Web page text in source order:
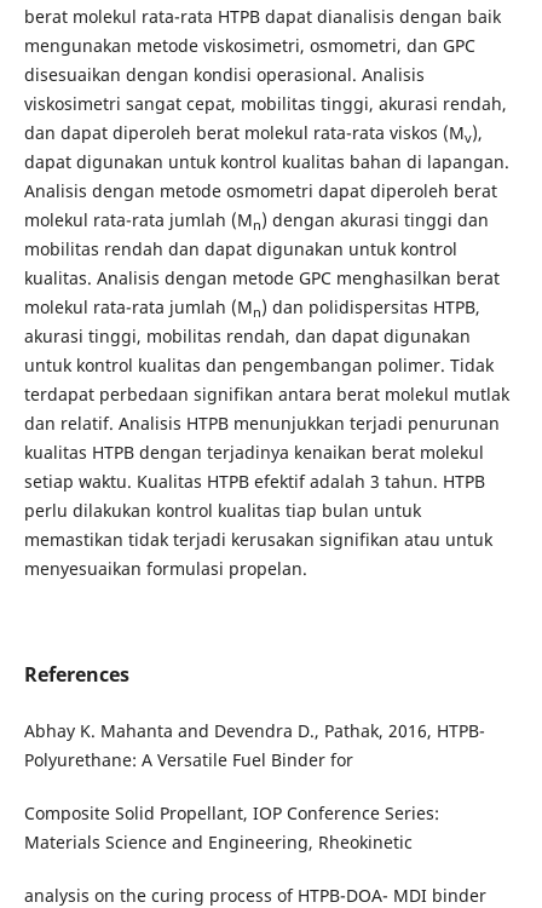
berat molekul rata-rata HTPB dapat dianalisis dengan baik
mengunakan metode viskosimetri, osmometri, dan GPC
disesuaikan dengan kondisi operasional. Analisis
viskosimetri sangat cepat, mobilitas tinggi, akurasi rendah,
dan dapat diperoleh berat molekul rata-rata viskos (Mv),
dapat digunakan untuk kontrol kualitas bahan di lapangan.
Analisis dengan metode osmometri dapat diperoleh berat
molekul rata-rata jumlah (Mn) dengan akurasi tinggi dan
mobilitas rendah dan dapat digunakan untuk kontrol
kualitas. Analisis dengan metode GPC menghasilkan berat
molekul rata-rata jumlah (Mn) dan polidispersitas HTPB,
akurasi tinggi, mobilitas rendah, dan dapat digunakan
untuk kontrol kualitas dan pengembangan polimer. Tidak
terdapat perbedaan signifikan antara berat molekul mutlak
dan relatif. Analisis HTPB menunjukkan terjadi penurunan
kualitas HTPB dengan terjadinya kenaikan berat molekul
setiap waktu. Kualitas HTPB efektif adalah 3 tahun. HTPB
perlu dilakukan kontrol kualitas tiap bulan untuk
memastikan tidak terjadi kerusakan signifikan atau untuk
menyesuaikan formulasi propelan.
References
Abhay K. Mahanta and Devendra D., Pathak, 2016, HTPB-
Polyurethane: A Versatile Fuel Binder for
Composite Solid Propellant, IOP Conference Series:
Materials Science and Engineering, Rheokinetic
analysis on the curing process of HTPB-DOA- MDI binder